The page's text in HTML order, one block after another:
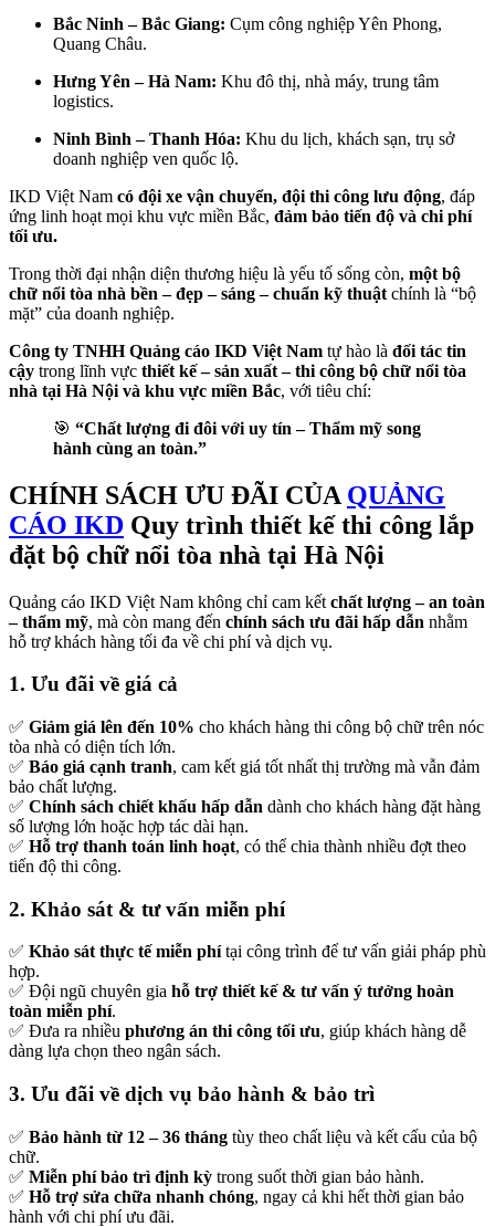
Bắc Ninh – Bắc Giang: Cụm công nghiệp Yên Phong,
Quang Châu.
Hưng Yên – Hà Nam: Khu đô thị, nhà máy, trung tâm
logistics.
Ninh Bình – Thanh Hóa: Khu du lịch, khách sạn, trụ sở
doanh nghiệp ven quốc lộ.
IKD Việt Nam có đội xe vận chuyển, đội thi công lưu động, đáp
ứng linh hoạt mọi khu vực miền Bắc, đảm bảo tiến độ và chi phí
tối ưu.
Trong thời đại nhận diện thương hiệu là yếu tố sống còn, một bộ
chữ nổi tòa nhà bền – đẹp – sáng – chuẩn kỹ thuật chính là “bộ
mặt” của doanh nghiệp.
Công ty TNHH Quảng cáo IKD Việt Nam tự hào là đối tác tin
cậy trong lĩnh vực thiết kế – sản xuất – thi công bộ chữ nổi tòa
nhà tại Hà Nội và khu vực miền Bắc, với tiêu chí:
🎯 “Chất lượng đi đôi với uy tín – Thẩm mỹ song
hành cùng an toàn.”
CHÍNH SÁCH ƯU ĐÃI CỦA QUẢNG
CÁO IKD Quy trình thiết kế thi công lắp
đặt bộ chữ nổi tòa nhà tại Hà Nội
Quảng cáo IKD Việt Nam không chỉ cam kết chất lượng – an toàn
– thẩm mỹ, mà còn mang đến chính sách ưu đãi hấp dẫn nhằm
hỗ trợ khách hàng tối đa về chi phí và dịch vụ.
1. Ưu đãi về giá cả
✅ Giảm giá lên đến 10% cho khách hàng thi công bộ chữ trên nóc
tòa nhà có diện tích lớn.
✅ Báo giá cạnh tranh, cam kết giá tốt nhất thị trường mà vẫn đảm
bảo chất lượng.
✅ Chính sách chiết khấu hấp dẫn dành cho khách hàng đặt hàng
số lượng lớn hoặc hợp tác dài hạn.
✅ Hỗ trợ thanh toán linh hoạt, có thể chia thành nhiều đợt theo
tiến độ thi công.
2. Khảo sát & tư vấn miễn phí
✅ Khảo sát thực tế miễn phítại công trình để tư vấn giải pháp phù
hợp.
✅ Đội ngũ chuyên gia hỗ trợ thiết kế & tư vấn ý tưởng hoàn
toàn miễn phí.
✅ Đưa ra nhiều phương án thi công tối ưu, giúp khách hàng dễ
dàng lựa chọn theo ngân sách.
3. Ưu đãi về dịch vụ bảo hành & bảo trì
✅ Bảo hành từ 12 – 36 tháng tùy theo chất liệu và kết cấu của bộ
chữ.
✅ Miễn phí bảo trì định kỳ trong suốt thời gian bảo hành.
✅ Hỗ trợ sửa chữa nhanh chóng, ngay cả khi hết thời gian bảo
hành với chi phí ưu đãi.